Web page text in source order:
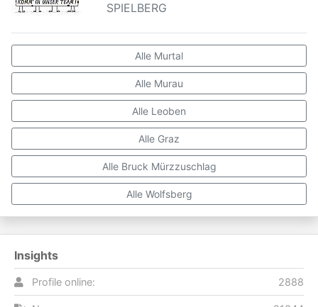
SPIELBERG
Alle Murtal
Alle Murau
Alle Leoben
Alle Graz
Alle Bruck Mürzzuschlag
Alle Wolfsberg
Insights
Profile online: 2888